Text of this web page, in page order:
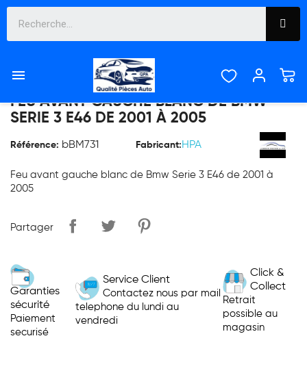

FEU AVANT GAUCHE BLANC DE BMW
SERIE 3 E46 DE 2001 À 2005
Référence: bBM731 Fabricant: HPA
Feu avant gauche blanc de Bmw Serie 3 E46 de 2001 à
2005
Partager
Garanties
sécurité
Paiement
securisé
Service Client
Contactez nous par mail
telephone du lundi au
vendredi
Click &
Collect
Retrait
possible au
magasin